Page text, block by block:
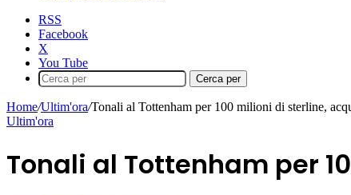
RSS
Facebook
X
You Tube
Cerca per
Home/Ultim'ora/Tonali al Tottenham per 100 milioni di sterline,
Ultim'ora
Tonali al Tottenham per